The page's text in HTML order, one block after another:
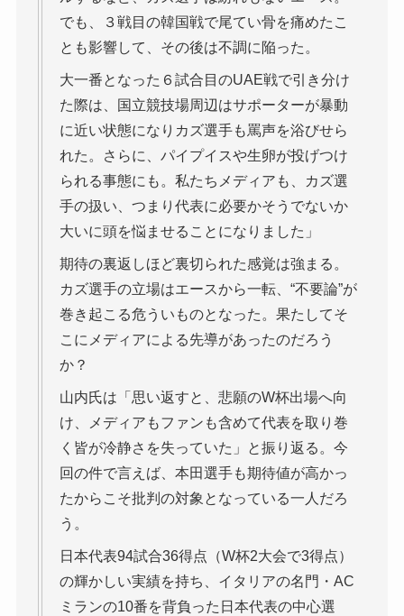
でも、３戦目の韓国戦で尾てい骨を痛めたこ
とも影響して、その後は不調に陥った。
大一番となった６試合目のUAE戦で引き分け
た際は、国立競技場周辺はサポーターが暴動
に近い状態になりカズ選手も罵声を浴びせら
れた。さらに、パイプイスや生卵が投げつけ
られる事態にも。私たちメディアも、カズ選
手の扱い、つまり代表に必要かそうでないか
大いに頭を悩ませることになりました」
期待の裏返しほど裏切られた感覚は強まる。
カズ選手の立場はエースから一転、“不要論”が
巻き起こる危ういものとなった。果たしてそ
こにメディアによる先導があったのだろう
か？
山内氏は「思い返すと、悲願のW杯出場へ向
け、メディアもファンも含めて代表を取り巻
く皆が冷静さを失っていた」と振り返る。今
回の件で言えば、本田選手も期待値が高かっ
たからこそ批判の対象となっている一人だろ
う。
日本代表94試合36得点（W杯2大会で3得点）
の輝かしい実績を持ち、イタリアの名門・AC
ミランの10番を背負った日本代表の中心選